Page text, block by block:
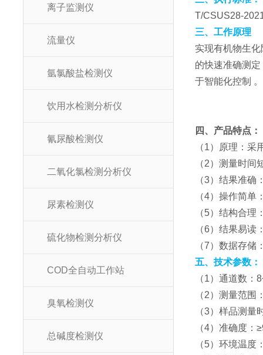
离子监测仪
流量仪
氩氯酸盐检测仪
饮用水检测分析仪
氰尿酸检测仪
二氧化氯检测分析仪
尿素检测仪
硫化物检测分析仪
COD全自动工作站
臭氧检测仪
总碱度检测仪
T/CSUS28-
三、工作原理
实现有机物生
的快速准确测
于智能化控制 。
四、产品特点：
（1）原理：
（2）测量时
（3）结果准确
（4）操作简
（5）结构合
（6）结果易
（7）数据存储
五、技术参数：
（1）通道数：
（2）测量范围
（3）样品测量
（4）准确度：
（5）环境温